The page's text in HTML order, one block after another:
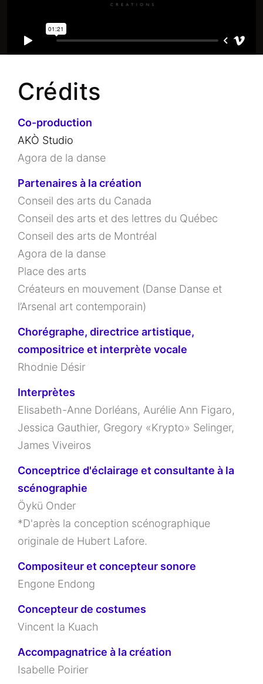
Crédits
Co-production
AKÒ Studio
Agora de la danse
Partenaires à la création
Conseil des arts du Canada
Conseil des arts et des lettres du Québec
Conseil des arts de Montréal
Agora de la danse
Place des arts
Créateurs en mouvement (Danse Danse et
l’Arsenal art contemporain)
Chorégraphe, directrice artistique,
compositrice et interprète vocale
Rhodnie Désir
Interprètes
Elisabeth-Anne Dorléans, Aurélie Ann Figaro,
Jessica Gauthier, Gregory «Krypto» Selinger,
James Viveiros
Conceptrice d'éclairage et consultante à la
scénographie
Öykü Onder
*D'après la conception scénographique
originale de Hubert Lafore.
Compositeur et concepteur sonore
Engone Endong
Concepteur de costumes
Vincent la Kuach
Accompagnatrice à la création
Isabelle Poirier